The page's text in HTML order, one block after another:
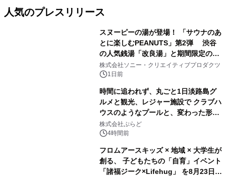
人気のプレスリリース
スヌーピーの湯が登場！ 「サウナのあ
とに楽しむPEANUTS」第2弾 渋谷
の人気銭湯「改良湯」と期間限定のコ
ラボレーション サウナイキタイコラ
ボグッズも発売決定！
株式会社ソニー・クリエイティブプロダクツ
1日前
時間に追われず、丸ごと1日淡路島グ
ルメと観光、レジャー施設で クラブハ
ウスのようなプールと、変わった形の
サウナも 「THE BOXY AWAJI」のお
得な素泊まり連泊プランで
株式会社ぷらど
4時間前
フロムアースキッズ × 地域 × 大学生が
創る、 子どもたちの「自育」イベント
「諸福ジーク×Lifehug」 を8月23日